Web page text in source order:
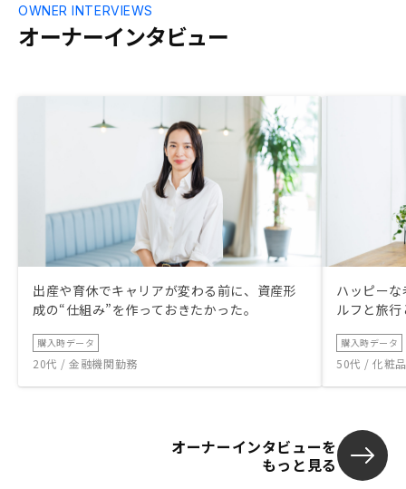
オーナーインタビュー
OWNER INTERVIEWS
出産や育休でキャリアが変わる前に、資産形
成の“仕組み”を作っておきたかった。
購入時データ
20代 / 金融機関勤務
ハッピー
ルフと旅
購入時データ
50代 / 化粧
オーナーインタビューを
もっと見る